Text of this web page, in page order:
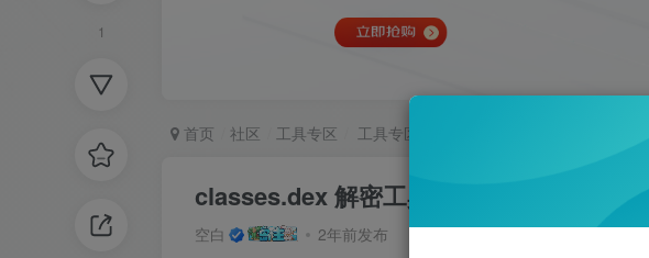
1
首页 社区 工具专区 工具专区
classes.dex 解密工具！
空白 2年前发布